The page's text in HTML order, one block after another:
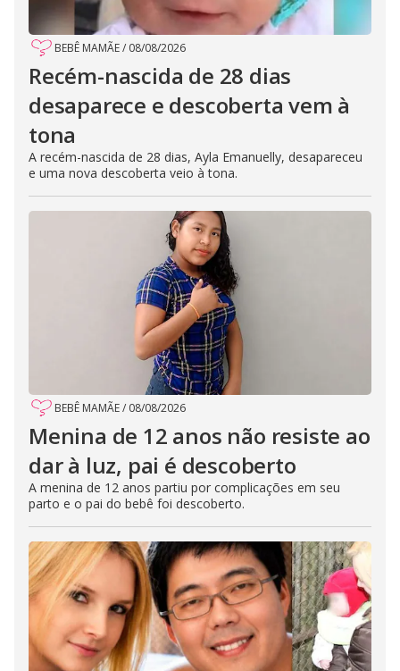
BEBÊ MAMÃE/ 08/08/2026
Recém-nascida de 28 dias
desaparece e descoberta vem à
tona
A recém-nascida de 28 dias, Ayla Emanuelly, desapareceu
e uma nova descoberta veio à tona.
BEBÊ MAMÃE/ 08/08/2026
Menina de 12 anos não resiste ao
dar à luz, pai é descoberto
A menina de 12 anos partiu por complicações em seu
parto e o pai do bebê foi descoberto.